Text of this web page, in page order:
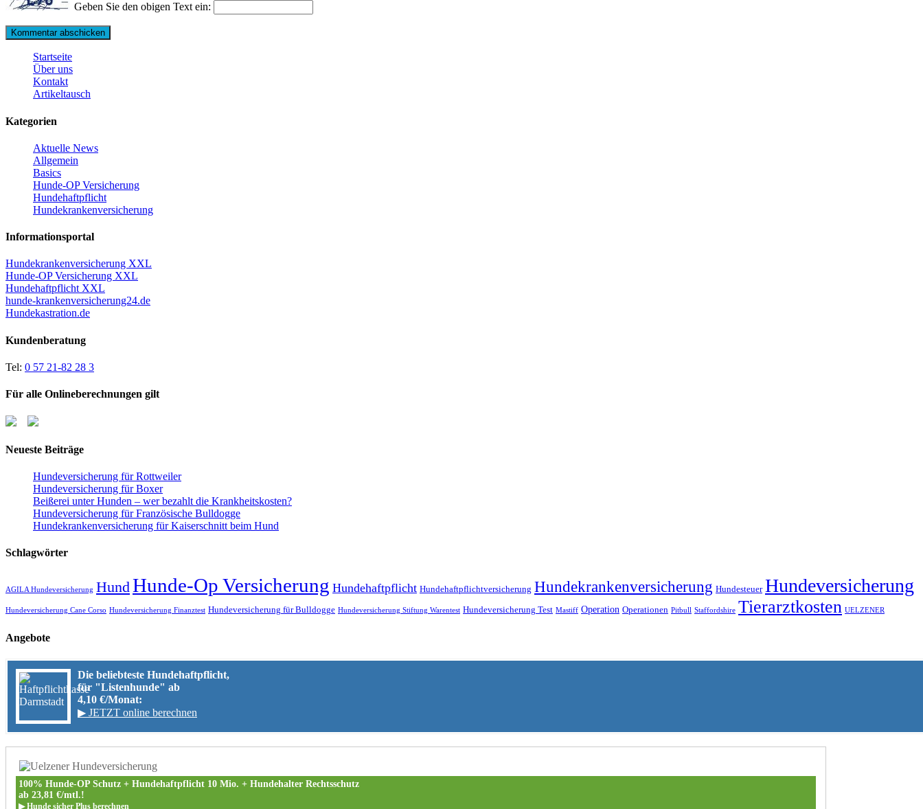
Geben Sie den obigen Text ein:
Startseite
Über uns
Kontakt
Artikeltausch
Kategorien
Aktuelle News
Allgemein
Basics
Hunde-OP Versicherung
Hundehaftpflicht
Hundekrankenversicherung
Informationsportal
Hundekrankenversicherung XXL
Hunde-OP Versicherung XXL
Hundehaftpflicht XXL
hunde-krankenversicherung24.de
Hundekastration.de
Kundenberatung
Tel: 0 57 21-82 28 3
Für alle Onlineberechnungen gilt
Neueste Beiträge
Hundeversicherung für Rottweiler
Hundeversicherung für Boxer
Beißerei unter Hunden – wer bezahlt die Krankheitskosten?
Hundeversicherung für Französische Bulldogge
Hundekrankenversicherung für Kaiserschnitt beim Hund
Schlagwörter
AGILA Hundeversicherung Hund Hunde-Op Versicherung Hundehaftpflicht Hundehaftpflichtversicherung Hundekrankenversicherung Hundesteuer Hundeversicherung
Hundeversicherung Cane Corso Hundeversicherung Finanztest Hundeversicherung für Bulldogge Hundeversicherung Stiftung Warentest Hundeversicherung Test Mastiff Operation Operationen Pitbull Staffordshire Tierarztkosten UELZENER
Angebote
Die beliebteste Hundehaftpflicht,
für "Listenhunde" ab
4,10 €/Monat:
▶ JETZT online berechnen
100% Hunde-OP Schutz + Hundehaftpflicht 10 Mio. + Hundehalter Rechtsschutz
ab 23,81 €/mtl.!
▶ Hunde sicher Plus berechnen